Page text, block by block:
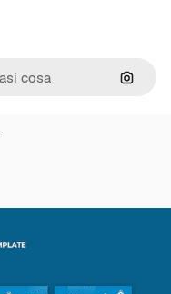
Cerca